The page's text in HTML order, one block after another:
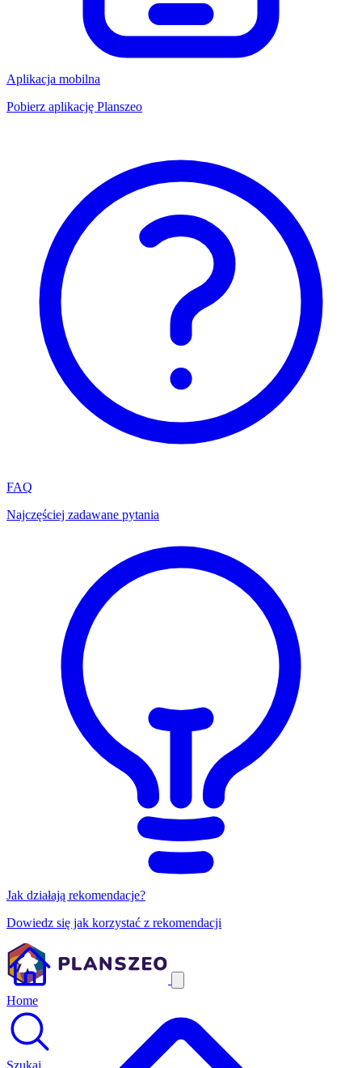
Aplikacja mobilna
Pobierz aplikację Planszeo
FAQ
Najczęściej zadawane pytania
Jak działają rekomendacje?
Dowiedz się jak korzystać z rekomendacji
Home
Szukaj